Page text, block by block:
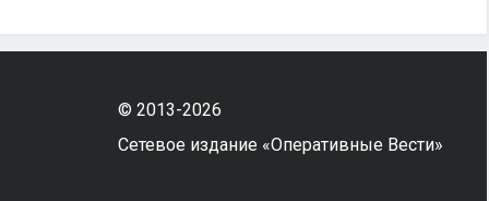
© 2013-2026
Сетевое издание «Оперативные Вести»